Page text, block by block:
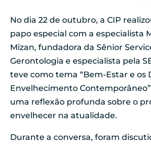
No dia 22 de outubro, a CIP
papo especial com a especialista
Mizan, fundadora da Sênior
Gerontologia e especialista pela
teve como tema “Bem-Estar e os
Envelhecimento
uma reflexão profunda sobre o
envelhecer na atualidade.
Durante a conversa, foram